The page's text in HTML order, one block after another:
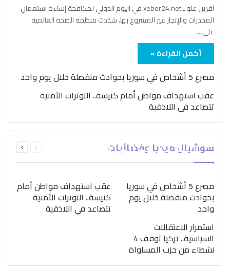
آفرين علو ـ xeber24.net في اليوم الدولي لمكافحة إساءة استعمال
المخدرات والإتجار غير المشروع بها، شدّدت منظمة الصحة العالمية
على…
أكمل القراءة »
مصرع 5 أشخاص في سوريا بحوادث منفصلة خلال يوم واحد
عقب استهداف مواطن أمام كنيسة.. التوترات الأمنية
تتصاعد في اللاذقية
سوشيال ميديا وفضائيات الصفحةالصفحة
بمناسبة اليوم الدولي..
“الصحة العالمية” تؤكد
ضرورة اتباع نهج متكامل
لمواجهة إدمان المخدرات
مصرع 5 أشخاص في سوريا
بحوادث منفصلة خلال يوم
واحد
عقب استهداف مواطن أمام
كنيسة.. التوترات الأمنية
تتصاعد في اللاذقية
استمرار الاعتقالات
السياسية.. تركيا توقف 4
نشطاء من حزب المساواة